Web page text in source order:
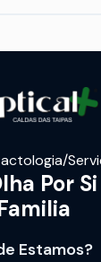
Por Si
Estamos?